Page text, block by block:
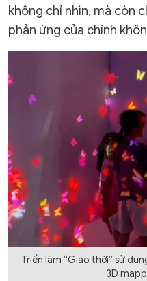
không chỉ nhìn, mà còn
phản ứng của chính
Triển lãm “Giao thời” sử
3D